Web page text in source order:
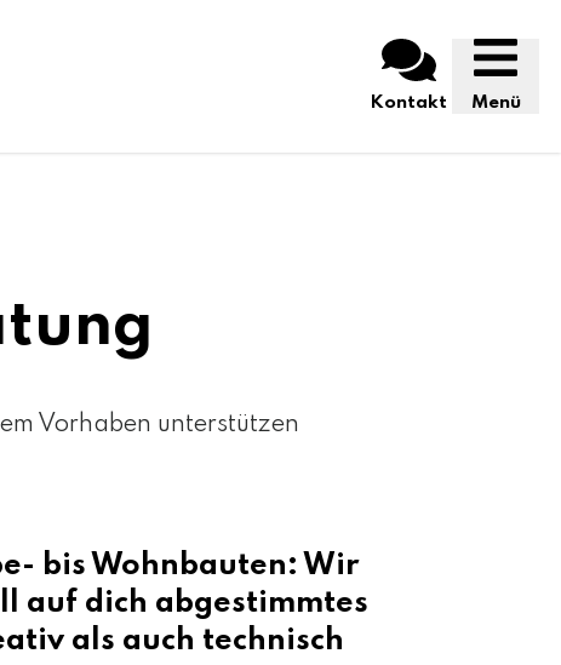
Kontakt Menü
Vorhaben unterstützen
bis Wohnbauten: Wir
auf dich abgestimmtes
als auch technisch